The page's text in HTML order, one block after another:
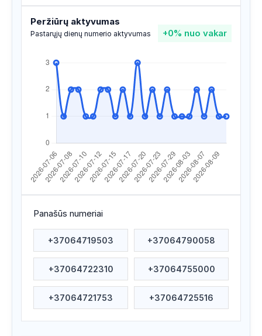
Apsilankyta ataskaitoje 2026/08/06 07:38
Apsilankyta ataskaitoje 2026/08/03 17:13
Apsilankyta ataskaitoje
Apsilankyta ataskaitoje 2026/07/28 09:17
Apsilankyta ataskaitoje 2026/07/23 20:51
Apsilankyta ataskaitoje 2026/07/21 16:33
Apsilankyta ataskaitoje 2026/07/18 17:35
Apsilankyta ataskaitoje 2026/07/18 15:32
Apsilankyta ataskaitoje 2026/07/17 12:30
Peržiūrų aktyvumas
Pastarųjų dienų numerio aktyvumas +0% nuo vakar
Panašūs numeriai
+37064719503 +37064790058
+37064722310 +37064755000
+37064721753 +37064725516